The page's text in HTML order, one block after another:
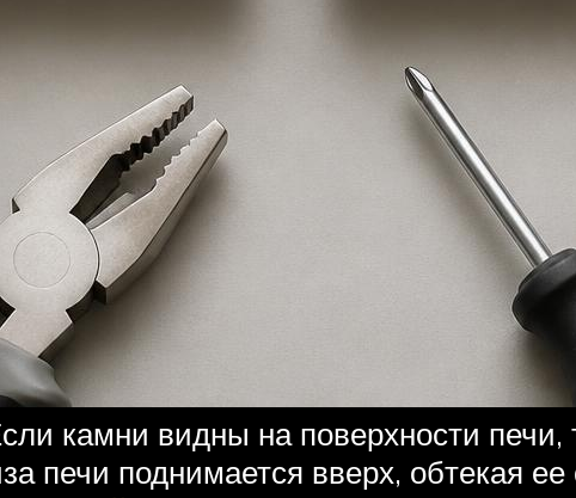
камни видны на поверхности печи,
печи поднимается вверх, обтекая